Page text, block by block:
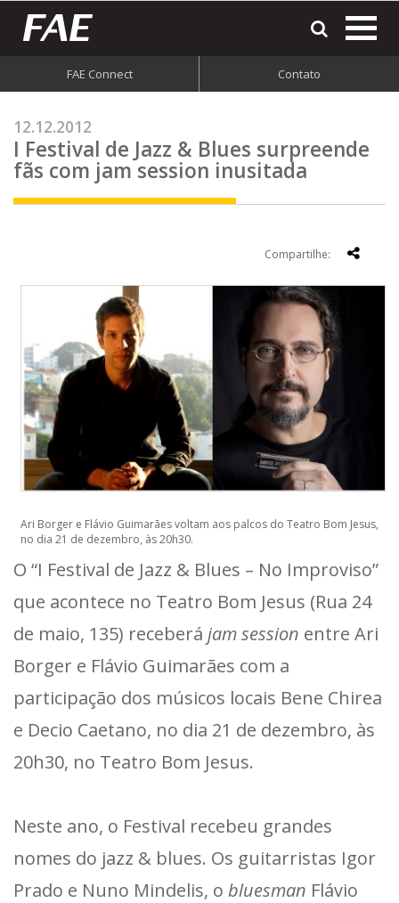
FAE Connect Contato
12.12.2012
I Festival de Jazz & Blues surpreende
fãs com jam session inusitada
Compartilhe:
Ari Borger e Flávio Guimarães voltam aos palcos do Teatro Bom Jesus,
no dia 21 de dezembro, às 20h30.
O “I Festival de Jazz & Blues – No Improviso”
que acontece no Teatro Bom Jesus (Rua 24
de maio, 135) receberá jam session entre Ari
Borger e Flávio Guimarães com a
participação dos músicos locais Bene Chirea
e Decio Caetano, no dia 21 de dezembro, às
20h30, no Teatro Bom Jesus.
Neste ano, o Festival recebeu grandes
nomes do jazz & blues. Os guitarristas Igor
Prado e Nuno Mindelis, o bluesman Flávio